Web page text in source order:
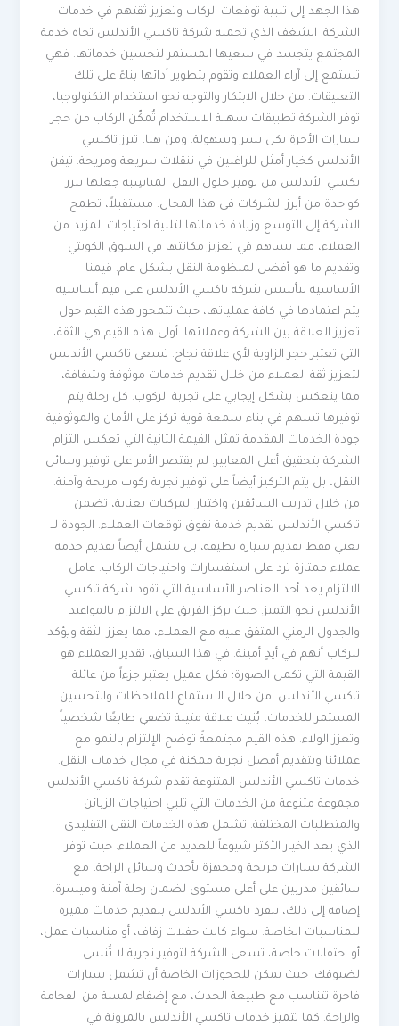
هذا الجهد إلى تلبية توقعات الركاب وتعزيز ثقتهم في خدمات
الشركة. الشغف الذي تحمله شركة تاكسي الأندلس تجاه خدمة
المجتمع يتجسد في سعيها المستمر لتحسين خدماتها. فهي
تستمع إلى آراء العملاء وتقوم بتطوير أدائها بناءً على تلك
التعليقات. من خلال الابتكار والتوجه نحو استخدام التكنولوجيا،
توفر الشركة تطبيقات سهلة الاستخدام تُمكّن الركاب من حجز
سيارات الأجرة بكل يسر وسهولة. ومن هنا، تبرز تاكسي
الأندلس كخيار أمثل للراغبين في تنقلات سريعة ومريحة. تيقن
تكسي الأندلس من توفير حلول النقل المناسِبة جعلها تبرز
كواحدة من أبرز الشركات في هذا المجال. مستقبلاً، تطمح
الشركة إلى التوسع وزيادة خدماتها لتلبية احتياجات المزيد من
العملاء، مما يساهم في تعزيز مكانتها في السوق الكويتي
وتقديم ما هو أفضل لمنظومة النقل بشكل عام. قيمنا
الأساسية تتأسس شركة تاكسي الأندلس على قيم أساسية
يتم اعتمادها في كافة عملياتها، حيث تتمحور هذه القيم حول
تعزيز العلاقة بين الشركة وعملائها. أولى هذه القيم هي الثقة،
التي تعتبر حجر الزاوية لأي علاقة نجاح. تسعى تاكسي الأندلس
لتعزيز ثقة العملاء من خلال تقديم خدمات موثوقة وشفافة،
مما ينعكس بشكل إيجابي على تجربة الركوب. كل رحلة يتم
توفيرها تسهم في بناء سمعة قوية تركز على الأمان والموثوقية.
جودة الخدمات المقدمة تمثل القيمة الثانية التي تعكس التزام
الشركة بتحقيق أعلى المعايير. لم يقتصر الأمر على توفير وسائل
النقل، بل يتم التركيز أيضاً على توفير تجربة ركوب مريحة وآمنة.
من خلال تدريب السائقين واختيار المركبات بعناية، تضمن
تاكسي الأندلس تقديم خدمة تفوق توقعات العملاء. الجودة لا
تعني فقط تقديم سيارة نظيفة، بل تشمل أيضاً تقديم خدمة
عملاء ممتازة ترد على استفسارات واحتياجات الركاب. عامل
الالتزام يعد أحد العناصر الأساسية التي تقود شركة تاكسي
الأندلس نحو التميز. حيث يركز الفريق على الالتزام بالمواعيد
والجدول الزمني المتفق عليه مع العملاء، مما يعزز الثقة ويؤكد
للركاب أنهم في أيدٍ أمينة. في هذا السياق، تقدير العملاء هو
القيمة التي تكمل الصورة؛ فكل عميل يعتبر جزءاً من عائلة
تاكسي الأندلس. من خلال الاستماع للملاحظات والتحسين
المستمر للخدمات، بُنيت علاقة متينة تضفي طابعًا شخصياً
وتعزز الولاء. هذه القيم مجتمعةً توضح الإلتزام بالنمو مع
عملائنا وبتقديم أفضل تجربة ممكنة في مجال خدمات النقل.
خدمات تاكسي الأندلس المتنوعة تقدم شركة تاكسي الأندلس
مجموعة متنوعة من الخدمات التي تلبي احتياجات الزبائن
والمتطلبات المختلفة. تشمل هذه الخدمات النقل التقليدي
الذي يعد الخيار الأكثر شيوعاً للعديد من العملاء. حيث توفر
الشركة سيارات مريحة ومجهزة بأحدث وسائل الراحة، مع
سائقين مدربين على أعلى مستوى لضمان رحلة آمنة وميسرة.
إضافة إلى ذلك، تتفرد تاكسي الأندلس بتقديم خدمات مميزة
للمناسبات الخاصة. سواء كانت حفلات زفاف، أو مناسبات عمل،
أو احتفالات خاصة، تسعى الشركة لتوفير تجربة لا تُنسى
لضيوفك. حيث يمكن للحجوزات الخاصة أن تشمل سيارات
فاخرة تتناسب مع طبيعة الحدث، مع إضفاء لمسة من الفخامة
والراحة. كما تتميز خدمات تاكسي الأندلس بالمرونة في